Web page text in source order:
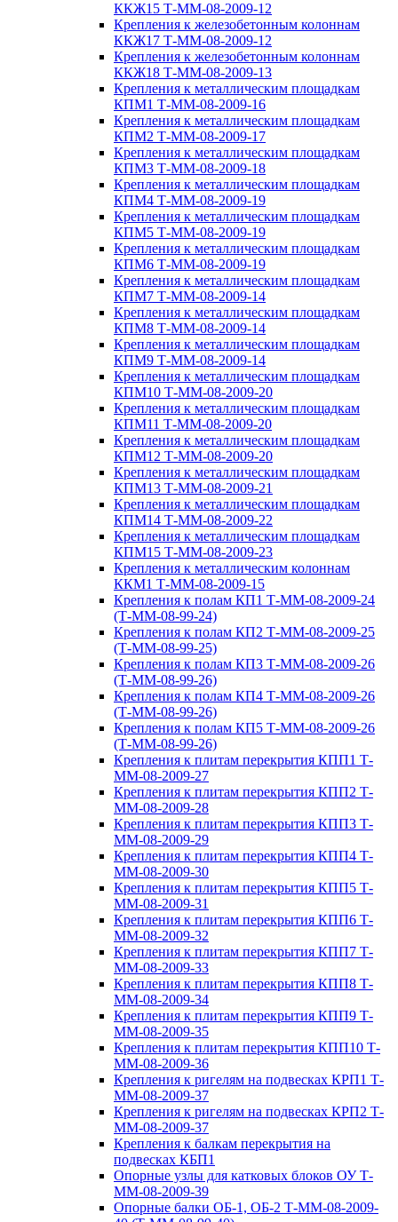
ККЖ15 Т-ММ-08-2009-12
Крепления к железобетонным колоннам
ККЖ17 Т-ММ-08-2009-12
Крепления к железобетонным колоннам
ККЖ18 Т-ММ-08-2009-13
Крепления к металлическим площадкам
КПМ1 Т-ММ-08-2009-16
Крепления к металлическим площадкам
КПМ2 Т-ММ-08-2009-17
Крепления к металлическим площадкам
КПМ3 Т-ММ-08-2009-18
Крепления к металлическим площадкам
КПМ4 Т-ММ-08-2009-19
Крепления к металлическим площадкам
КПМ5 Т-ММ-08-2009-19
Крепления к металлическим площадкам
КПМ6 Т-ММ-08-2009-19
Крепления к металлическим площадкам
КПМ7 Т-ММ-08-2009-14
Крепления к металлическим площадкам
КПМ8 Т-ММ-08-2009-14
Крепления к металлическим площадкам
КПМ9 Т-ММ-08-2009-14
Крепления к металлическим площадкам
КПМ10 Т-ММ-08-2009-20
Крепления к металлическим площадкам
КПМ11 Т-ММ-08-2009-20
Крепления к металлическим площадкам
КПМ12 Т-ММ-08-2009-20
Крепления к металлическим площадкам
КПМ13 Т-ММ-08-2009-21
Крепления к металлическим площадкам
КПМ14 Т-ММ-08-2009-22
Крепления к металлическим площадкам
КПМ15 Т-ММ-08-2009-23
Крепления к металлическим колоннам
ККМ1 Т-ММ-08-2009-15
Крепления к полам КП1 Т-ММ-08-2009-24
(Т-ММ-08-99-24)
Крепления к полам КП2 Т-ММ-08-2009-25
(Т-ММ-08-99-25)
Крепления к полам КП3 Т-ММ-08-2009-26
(Т-ММ-08-99-26)
Крепления к полам КП4 Т-ММ-08-2009-26
(Т-ММ-08-99-26)
Крепления к полам КП5 Т-ММ-08-2009-26
(Т-ММ-08-99-26)
Крепления к плитам перекрытия КПП1 Т-
ММ-08-2009-27
Крепления к плитам перекрытия КПП2 Т-
ММ-08-2009-28
Крепления к плитам перекрытия КПП3 Т-
ММ-08-2009-29
Крепления к плитам перекрытия КПП4 Т-
ММ-08-2009-30
Крепления к плитам перекрытия КПП5 Т-
ММ-08-2009-31
Крепления к плитам перекрытия КПП6 Т-
ММ-08-2009-32
Крепления к плитам перекрытия КПП7 Т-
ММ-08-2009-33
Крепления к плитам перекрытия КПП8 Т-
ММ-08-2009-34
Крепления к плитам перекрытия КПП9 Т-
ММ-08-2009-35
Крепления к плитам перекрытия КПП10 Т-
ММ-08-2009-36
Крепления к ригелям на подвесках КРП1 Т-
ММ-08-2009-37
Крепления к ригелям на подвесках КРП2 Т-
ММ-08-2009-37
Крепления к балкам перекрытия на
подвесках КБП1
Опорные узлы для катковых блоков ОУ Т-
ММ-08-2009-39
Опорные балки ОБ-1, ОБ-2 Т-ММ-08-2009-